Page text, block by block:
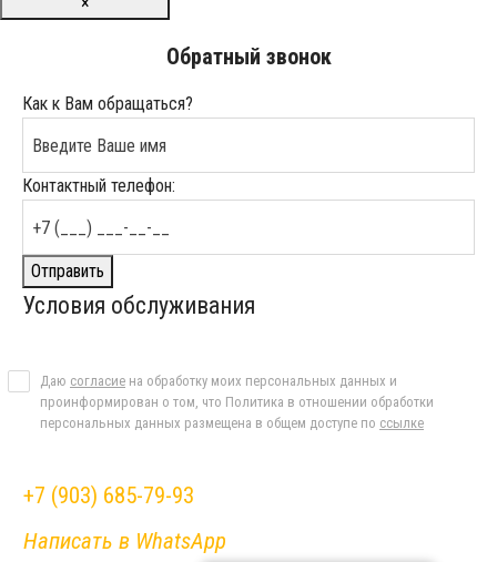
Обратный звонок
Как к Вам обращаться?
Контактный телефон:
Отправить
Условия обслуживания
Даю согласие на обработку моих персональных данных и
проинформирован о том, что Политика в отношении обработки
персональных данных размещена в общем доступе по ссылке
+7 (903) 685-79-93
Написать в WhatsApp